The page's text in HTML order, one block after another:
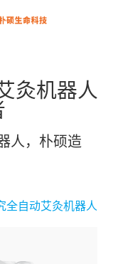
灸机器人
人，朴硕造
全自动艾灸机器人